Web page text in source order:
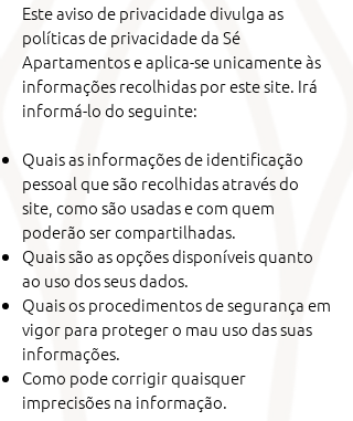
Este aviso de privacidade divulga as
políticas de privacidade da Sé
Apartamentos e aplica-se unicamente às
informações recolhidas por este site. Irá
informá-lo do seguinte:
Quais as informações de identificação
pessoal que são recolhidas através do
site, como são usadas e com quem
poderão ser compartilhadas.
Quais são as opções disponíveis quanto
ao uso dos seus dados.
Quais os procedimentos de segurança em
vigor para proteger o mau uso das suas
informações.
Como pode corrigir quaisquer
imprecisões na informação.